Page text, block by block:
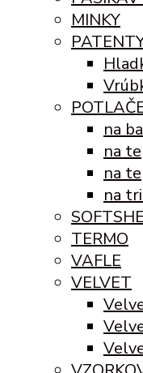
MINKY
na
na
na
na
TERMO
VAFLE
VELVET